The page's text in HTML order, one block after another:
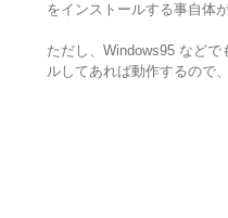
をインストールする事自体
ただし、Windows95 など
ルしてあれば動作するので